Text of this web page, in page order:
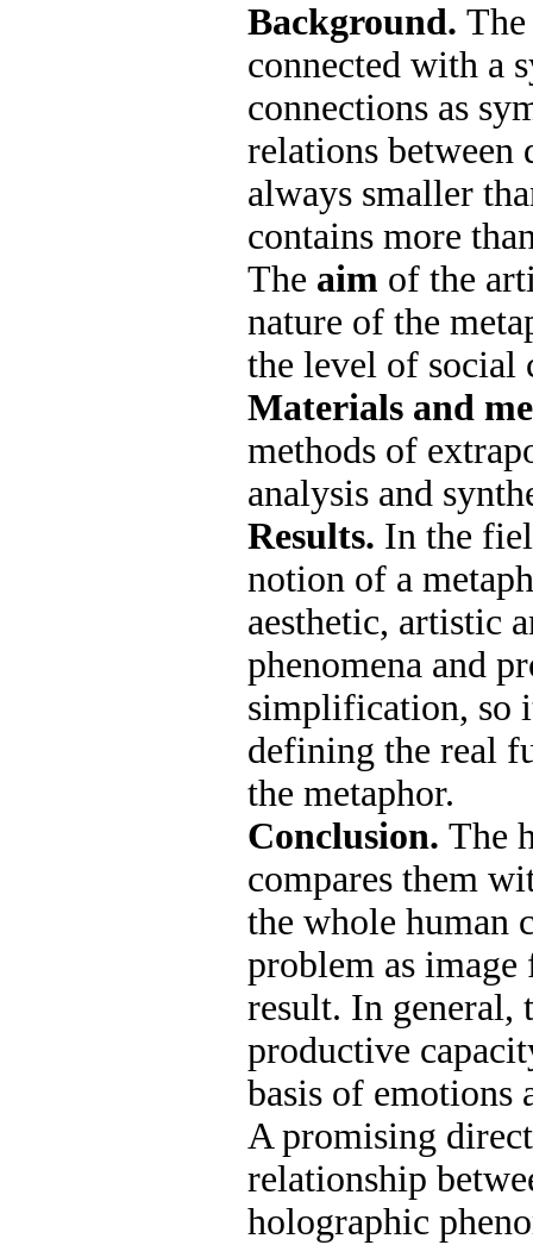
Background.
connected with a
connections as
relations between
always smaller
contains more
The aim of the
nature of the
the level of social
Materials and
methods of
analysis and
Results. In the
notion of a
aesthetic, artistic
phenomena and
simplification, so
defining the real
the metaphor.
Conclusion. The
compares them
the whole human
problem as image
result. In general,
productive
basis of emotions
A promising
relationship
holographic